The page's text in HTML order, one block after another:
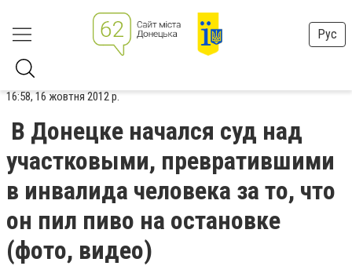
Рус
16:58, 16 жовтня 2012 р.
В Донецке начался суд над
участковыми, превратившими
в инвалида человека за то, что
он пил пиво на остановке
(фото, видео)